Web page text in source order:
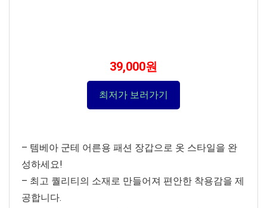
39,000원
최저가 보러가기
– 템베아 군테 어른용 패션 장갑으로 옷 스타일을 완
성하세요!
– 최고 퀄리티의 소재로 만들어져 편안한 착용감을 제
공합니다.